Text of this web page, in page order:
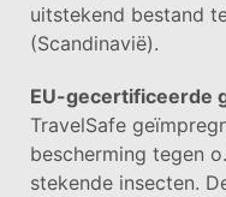
uitstekend bestand
(Scandinavië).
EU-gecertificeerde
TravelSafe
bescherming tegen
stekende insecten.